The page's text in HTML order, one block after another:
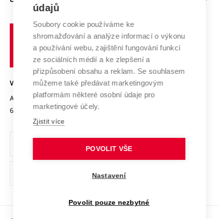
E-přihláška
Systém zajišťování kvality výzkumu
Výzkumné infrastruktury
Transfer znalostí
Open Science
Projekty
Projekty ze strukturálních fondů
Specifický výzkum
Zahraniční spolupráce
Spolupráce se školami
Služby univerzity
Mezinárodní dohody
Univerzitní sítě
Profil univerzity
Udržitelná univerzita
Podnikavá univerzita / ContriBUTe
Bezpečná univerzita
Vyznamenání
Organizační struktura
Ochrana osobních údajů
odkaz)
učení
technické
Brně
VYSOKÉ UČENÍ TECHNICKÉ V BRNĚ
Antonínská 548/1
602 00 Brno
www.vut.cz
vut@vutbr.cz
údajů
Soubory cookie používáme ke
shromažďování a analýze informací o výkonu
a používání webu, zajištění fungování funkcí
ze sociálních médií a ke zlepšení a
přizpůsobení obsahu a reklam. Se souhlasem
můžeme také předávat marketingovým
platformám některé osobní údaje pro
marketingové účely.
Zjistit více
POVOLIT VŠE
Nastavení
Povolit pouze nezbytné